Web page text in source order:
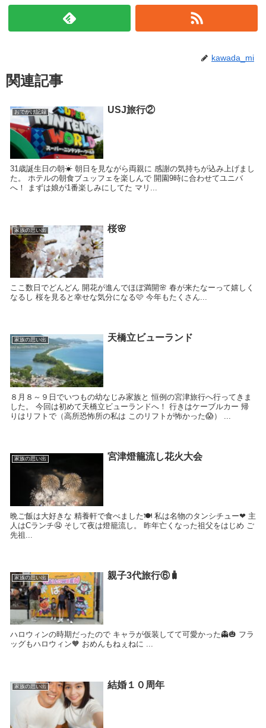
kawada_mi
関連記事
おでかけ記録 USJ旅行②
31歳誕生日の朝☀ 朝日を見ながら両親に 感謝の気持ちが込み上げまし
た。 ホテルの朝食ブュッフェを楽しんで 開園9時に合わせてユニバ
へ！ まずは娘が1番楽しみにしてた マリ...
家族の思い出 桜🌸
ここ数日でどんどん 開花が進んでほぼ満開🌸 春が来たなーって嬉しく
なるし 桜を見ると幸せな気分になる🩷 今年もたくさん...
家族の思い出 天橋立ビューランド
８月８～９日でいつもの幼なじみ家族と 恒例の宮津旅行へ行ってきま
した。 今回は初めて天橋立ビューランドへ！ 行きはケーブルカー 帰
りはリフトで（高所恐怖所の私は このリフトが怖かった😱） ...
家族の思い出 宮津燈籠流し花火大会
晩ご飯は大好きな 精養軒で食べました🍽 私は名物のタンシチュー❤ 主
人はCランチ🤤 そして夜は燈籠流し。 昨年亡くなった祖父をはじめ ご
先祖...
家族の思い出 親子3代旅行⑥🧳
ハロウィンの時期だったので キャラが仮装してて可愛かった👻🎃 フラ
ッグもハロウィン🧡 おめんもねぇねに ...
家族の思い出 結婚１０周年